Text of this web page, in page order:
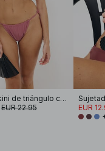
Top de bikini de triángulo con detalles
EUR 22.95
EUR